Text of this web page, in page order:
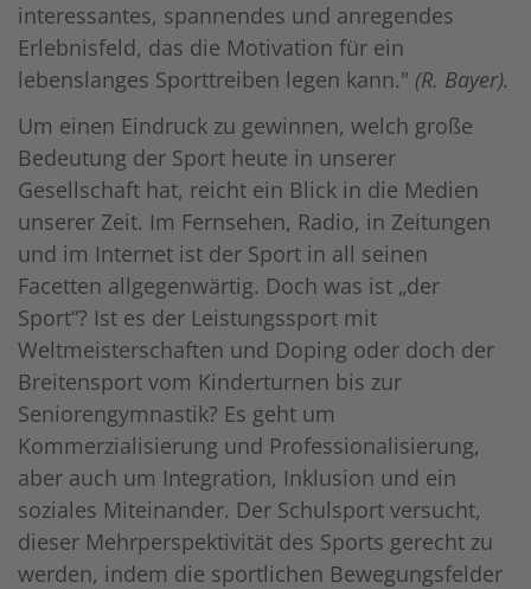
interessantes, spannendes und anregendes
Erlebnisfeld, das die Motivation für ein
lebenslanges Sporttreiben legen kann." (R. Bayer).
Um einen Eindruck zu gewinnen, welch große
Bedeutung der Sport heute in unserer
Gesellschaft hat, reicht ein Blick in die Medien
unserer Zeit. Im Fernsehen, Radio, in Zeitungen
und im Internet ist der Sport in all seinen
Facetten allgegenwärtig. Doch was ist „der
Sport“? Ist es der Leistungssport mit
Weltmeisterschaften und Doping oder doch der
Breitensport vom Kinderturnen bis zur
Seniorengymnastik? Es geht um
Kommerzialisierung und Professionalisierung,
aber auch um Integration, Inklusion und ein
soziales Miteinander. Der Schulsport versucht,
dieser Mehrperspektivität des Sports gerecht zu
werden, indem die sportlichen Bewegungsfelder